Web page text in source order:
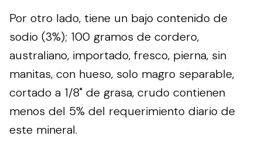
Por otro lado, tiene un bajo contenido de
sodio (3%); 100 gramos de cordero,
australiano, importado, fresco, pierna, sin
manitas, con hueso, solo magro separable,
cortado a 1/8" de grasa, crudo contienen
menos del 5% del requerimiento diario de
este mineral.